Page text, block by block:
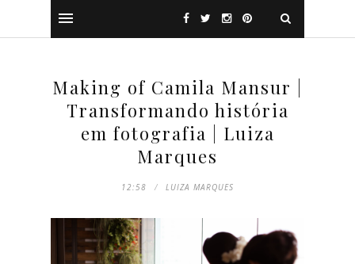
Making of Camila Mansur |
Transformando história
em fotografia | Luiza
Marques
12:58 LUIZA MARQUES